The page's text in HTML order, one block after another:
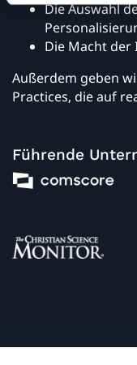
Die Auswahl
Die Macht
Außerdem geben
Practices, die auf
Führende